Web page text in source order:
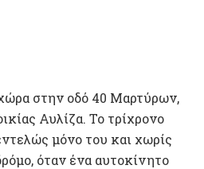
στην οδό 40 Μαρτύρων,
Αυλίζα. Το τρίχρονο
μόνο του και χωρίς
όταν ένα αυτοκίνητο